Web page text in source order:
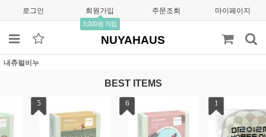
로그인 회원가입
3,000원 적립
주문조회 마이페이지
NUYAHAUS
내츄럴비누
BEST ITEMS